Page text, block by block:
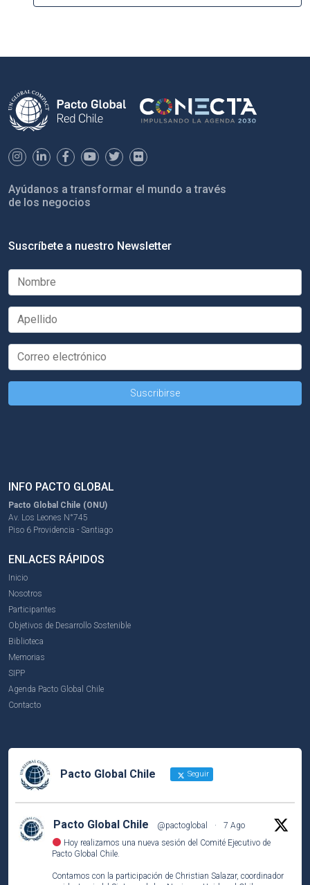
Ayúdanos a transformar el mundo a través
de los negocios
Suscríbete a nuestro Newsletter
INFO PACTO GLOBAL
Pacto Global Chile (ONU)
Av. Los Leones N°745
Piso 6 Providencia - Santiago
ENLACES RÁPIDOS
Inicio
Nosotros
Participantes
Objetivos de Desarrollo Sostenible
Biblioteca
Memorias
SIPP
Agenda Pacto Global Chile
Contacto
Pacto Global Chile Seguir
Pacto Global Chile @pactoglobal ·
7 Ago
Hoy realizamos una nueva sesión del Comité Ejecutivo de
Pacto Global Chile.
Contamos con la participación de Christian Salazar, coordinador